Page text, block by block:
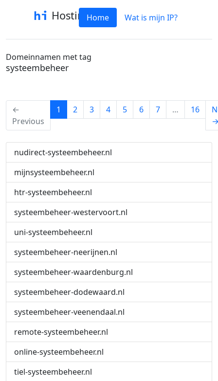
HostinfoHome Wat is mijn IP?
Domeinnamen met tag
systeembeheer
←
Previous
1 (current)
2 3 4 5 6 7 … 16
nudirect-systeembeheer.nl
mijnsysteembeheer.nl
htr-systeembeheer.nl
systeembeheer-westervoort.nl
uni-systeembeheer.nl
systeembeheer-neerijnen.nl
systeembeheer-waardenburg.nl
systeembeheer-dodewaard.nl
systeembeheer-veenendaal.nl
remote-systeembeheer.nl
online-systeembeheer.nl
tiel-systeembeheer.nl